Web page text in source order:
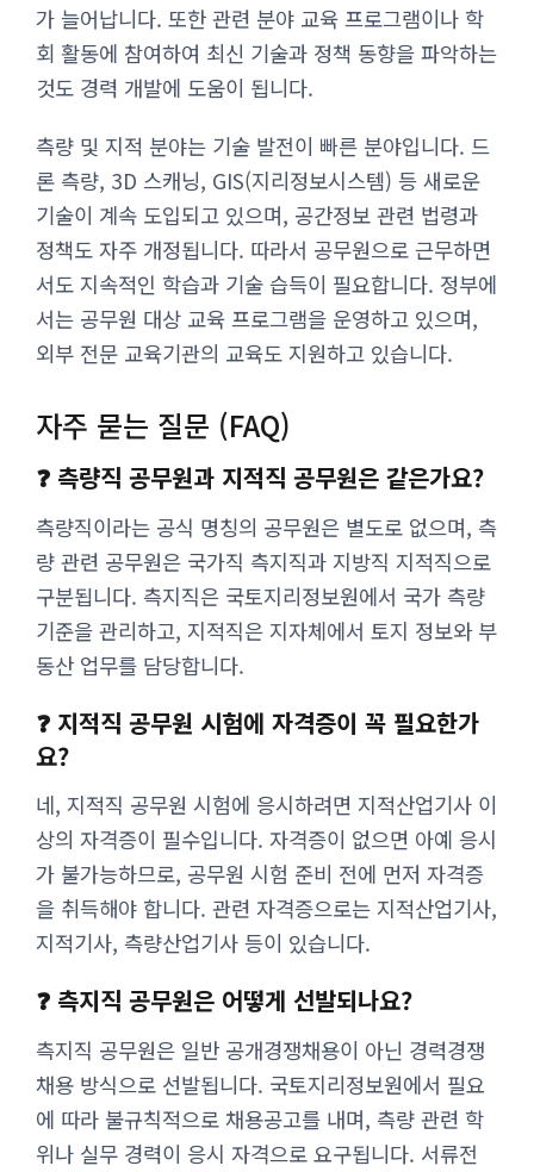
가 늘어납니다. 또한 관련 분야 교육 프로그램이나 학
회 활동에 참여하여 최신 기술과 정책 동향을 파악하는
것도 경력 개발에 도움이 됩니다.
측량 및 지적 분야는 기술 발전이 빠른 분야입니다. 드
론 측량, 3D 스캐닝, GIS(지리정보시스템) 등 새로운
기술이 계속 도입되고 있으며, 공간정보 관련 법령과
정책도 자주 개정됩니다. 따라서 공무원으로 근무하면
서도 지속적인 학습과 기술 습득이 필요합니다. 정부에
서는 공무원 대상 교육 프로그램을 운영하고 있으며,
외부 전문 교육기관의 교육도 지원하고 있습니다.
자주 묻는 질문 (FAQ)
❓ 측량직 공무원과 지적직 공무원은 같은가요?
측량직이라는 공식 명칭의 공무원은 별도로 없으며, 측
량 관련 공무원은 국가직 측지직과 지방직 지적직으로
구분됩니다. 측지직은 국토지리정보원에서 국가 측량
기준을 관리하고, 지적직은 지자체에서 토지 정보와 부
동산 업무를 담당합니다.
❓ 지적직 공무원 시험에 자격증이 꼭 필요한가
요?
네, 지적직 공무원 시험에 응시하려면 지적산업기사 이
상의 자격증이 필수입니다. 자격증이 없으면 아예 응시
가 불가능하므로, 공무원 시험 준비 전에 먼저 자격증
을 취득해야 합니다. 관련 자격증으로는 지적산업기사,
지적기사, 측량산업기사 등이 있습니다.
❓ 측지직 공무원은 어떻게 선발되나요?
측지직 공무원은 일반 공개경쟁채용이 아닌 경력경쟁
채용 방식으로 선발됩니다. 국토지리정보원에서 필요
에 따라 불규칙적으로 채용공고를 내며, 측량 관련 학
위나 실무 경력이 응시 자격으로 요구됩니다. 서류전